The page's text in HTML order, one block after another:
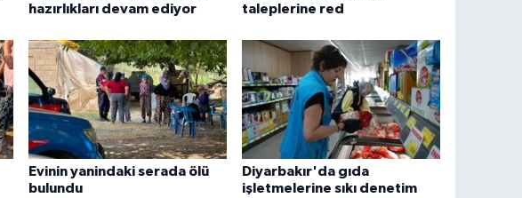
hazırlıkları devam ediyor
taleplerine red
Evinin yanindaki serada ölü
bulundu
Diyarbakır'da gıda
işletmelerine sıkı denetim